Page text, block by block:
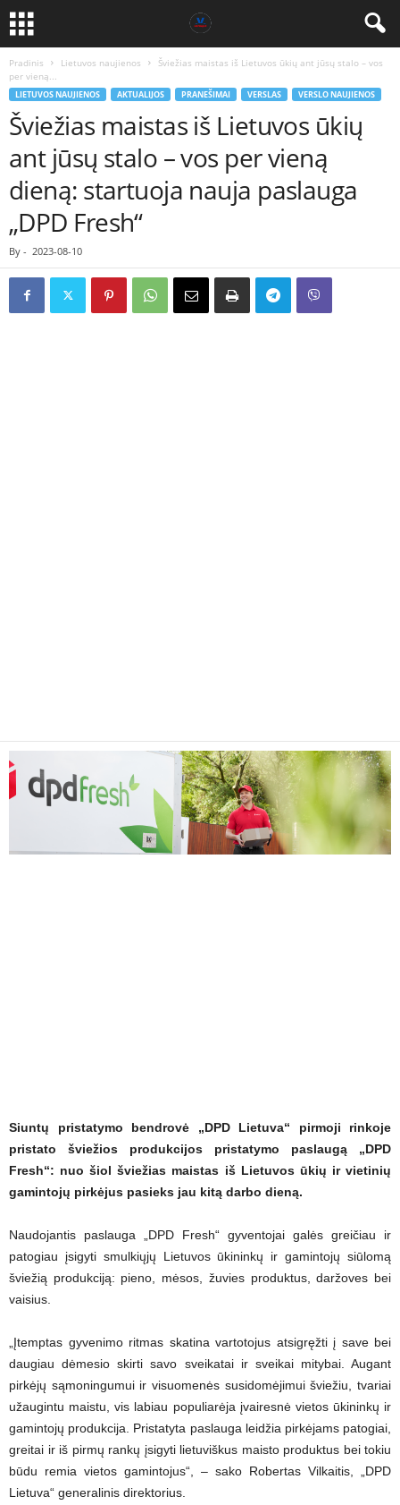
Pradinis Lietuvos naujienos
Šviežias maistas iš Lietuvos ūkių ant jūsų stalo – vos
per vieną...
LIETUVOS NAUJIENOS AKTUALIJOS PRANEŠIMAI VERSLAS VERSLO NAUJIENOS
Šviežias maistas iš Lietuvos ūkių
ant jūsų stalo – vos per vieną
dieną: startuoja nauja paslauga
„DPD Fresh“
By - 2023-08-10
Siuntų pristatymo bendrovė „DPD Lietuva“ pirmoji rinkoje
pristato šviežios produkcijos pristatymo paslaugą „DPD
Fresh“: nuo šiol šviežias maistas iš Lietuvos ūkių ir vietinių
gamintojų pirkėjus pasieks jau kitą darbo dieną.
Naudojantis paslauga „DPD Fresh“ gyventojai galės greičiau ir
patogiau įsigyti smulkiųjų Lietuvos ūkininkų ir gamintojų siūlomą
šviežią produkciją: pieno, mėsos, žuvies produktus, daržoves bei
vaisius.
„Įtemptas gyvenimo ritmas skatina vartotojus atsigręžti į save bei
daugiau dėmesio skirti savo sveikatai ir sveikai mitybai. Augant
pirkėjų sąmoningumui ir visuomenės susidomėjimui šviežiu, tvariai
užaugintu maistu, vis labiau populiarėja įvairesnė vietos ūkininkų ir
gamintojų produkcija. Pristatyta paslauga leidžia pirkėjams patogiai,
greitai ir iš pirmų rankų įsigyti lietuviškus maisto produktus bei tokiu
būdu remia vietos gamintojus“, – sako Robertas Vilkaitis, „DPD
Lietuva“ generalinis direktorius.